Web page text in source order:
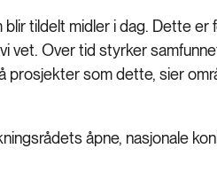
tildelt midler i dag. Dette er
vet. Over tid styrker
prosjekter som dette, sier
åpne, nasjonale